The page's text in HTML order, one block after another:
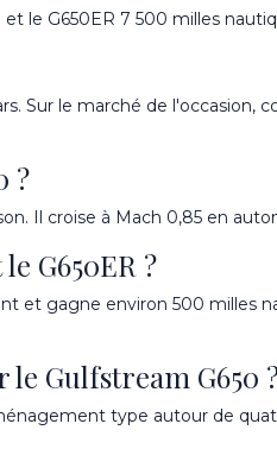
le G650ER 7 500 milles
Sur le marché de
?
Il croise à Mach 0,85 en
G650ER ?
et gagne environ 500 milles
Gulfstream G650
type autour de